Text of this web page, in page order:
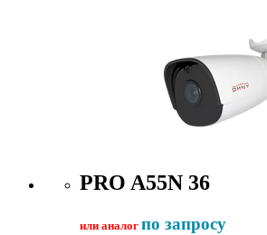
PRO A55N 36
или аналог по запросу